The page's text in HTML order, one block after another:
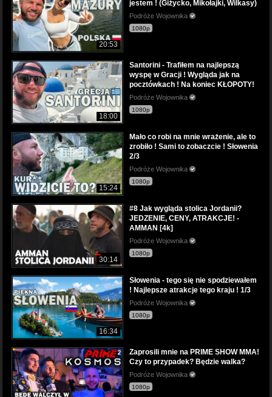
20:53
jestem ! (Giżycko, Mikołajki, Wilkasy)
Podróże Wojownika
1080p
18:00
Santorini - Trafiłem na najlepszą
wyspę w Gracji ! Wygląda jak na
pocztówkach ! Na koniec KŁOPOTY!
Podróże Wojownika
1080p
15:24
Mało co robi na mnie wrażenie, ale to
zrobiło ! Sami to zobaczcie ! Słowenia
2/3
Podróże Wojownika
1080p
30:14
#8 Jak wygląda stolica Jordanii?
JEDZENIE, CENY, ATRAKCJE! -
AMMAN [4k]
Podróże Wojownika
1080p
16:34
Słowenia - tego się nie spodziewałem
! Najlepsze atrakcje tego kraju ! 1/3
Podróże Wojownika
1080p
Zaprosili mnie na PRIME SHOW MMA!
Czy to przypadek? Będzie walka?
Podróże Wojownika
1080p